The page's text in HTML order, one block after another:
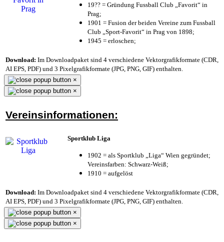
19?? = Gründung Fussball Club „Favorit“ in
Prag;
1901 = Fusion der beiden Vereine zum Fussball
Club „Sport-Favorit“ in Prag von 1898;
1945 = erloschen;
Download: Im Downloadpaket sind 4 verschiedene Vektorgrafikformate (CDR,
AI EPS, PDF) und 3 Pixelgrafikformate (JPG, PNG, GIF) enthalten.
×
×
Vereinsinformationen:
Sportklub Liga
1902 = als Sportklub „Liga“ Wien gegründet;
Vereinsfarben: Schwarz-Weiß;
1910 = aufgelöst
Download: Im Downloadpaket sind 4 verschiedene Vektorgrafikformate (CDR,
AI EPS, PDF) und 3 Pixelgrafikformate (JPG, PNG, GIF) enthalten.
×
×